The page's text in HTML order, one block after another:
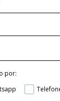
por: